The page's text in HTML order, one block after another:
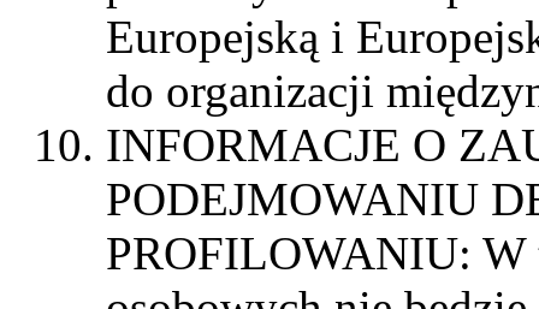
Europejską i
do organizacji
INFORMACJE O
PODEJMOWANIU
PROFILOWANIU: W